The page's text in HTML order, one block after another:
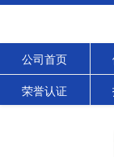
公司首页
荣誉认证